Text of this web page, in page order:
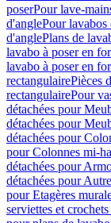
poserPour lave-
d'anglePour lavabos
d'anglePlans de
lavabo à poser en
lavabo à poser en
rectangulairePièces
rectangulairePour
détachées pour
détachées pour
détachées pour
pour Colonnes mi-
détachées pour
détachées pour
pour Etagères
serviettes et